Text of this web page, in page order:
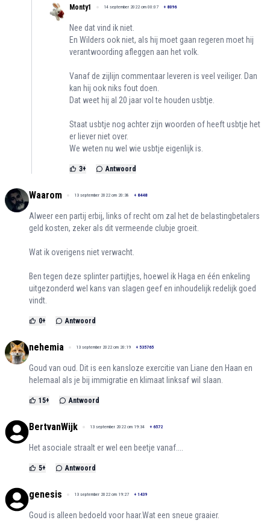
Monty1 14 september 2022 om 00:07 + 8096
Nee dat vind ik niet.
En Wilders ook niet, als hij moet gaan regeren moet hij
verantwoording afleggen aan het volk.
Vanaf de zijlijn commentaar leveren is veel veiliger. Dan
kan hij ook niks fout doen.
Dat weet hij al 20 jaar vol te houden usbtje.
Staat usbtje nog achter zijn woorden of heeft usbtje het
er liever niet over.
We weten nu wel wie usbtje eigenlijk is.
3+ Antwoord
Waarom 13 september 2022 om 20:38 + 8448
Alweer een partij erbij, links of recht om zal het de belastingbetalers
geld kosten, zeker als dit vermeende clubje groeit.
Wat ik overigens niet verwacht.
Ben tegen deze splinter partijtjes, hoewel ik Haga en één enkeling
uitgezonderd wel kans van slagen geef en inhoudelijk redelijk goed
vindt.
0+ Antwoord
nehemia 13 september 2022 om 20:19 + 535765
Goud van oud. Dit is een kansloze exercitie van Liane den Haan en
helemaal als je bij immigratie en klimaat linksaf wil slaan.
15+ Antwoord
BertvanWijk 13 september 2022 om 19:34 + 6572
Het asociale straalt er wel een beetje vanaf....
5+ Antwoord
genesis 13 september 2022 om 19:27 + 1439
Goud is alleen bedoeld voor haar.Wat een sneue graaier.